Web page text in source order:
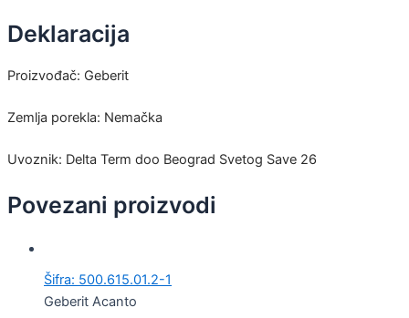
Deklaracija
Proizvođač: Geberit
Zemlja porekla: Nemačka
Uvoznik: Delta Term doo Beograd Svetog Save 26
Povezani proizvodi
Šifra: 500.615.01.2-1
Geberit Acanto